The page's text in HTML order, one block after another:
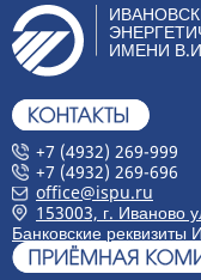
ИМЕНИ
+7 (4932) 269-999
+7 (4932) 269-696
office@ispu.ru
153003, г. Иваново
Банковские реквизиты